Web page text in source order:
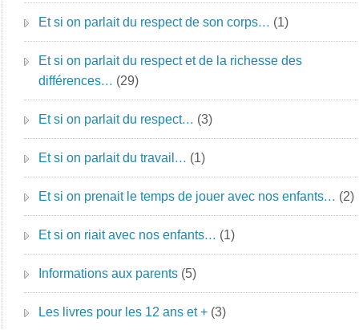
Et si on parlait du respect de son corps… (1)
Et si on parlait du respect et de la richesse des
différences… (29)
Et si on parlait du respect… (3)
Et si on parlait du travail… (1)
Et si on prenait le temps de jouer avec nos enfants… (2)
Et si on riait avec nos enfants… (1)
Informations aux parents (5)
Les livres pour les 12 ans et + (3)